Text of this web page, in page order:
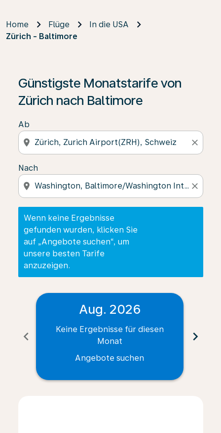
Home Flüge
In die USA
Zürich - Baltimore
Günstigste Monatstarife von
Zürich nach Baltimore
Ab
location_on close
Nach
location_on close
Wenn keine Ergebnisse
gefunden wurden, klicken Sie
auf „Angebote suchen“, um
unsere besten Tarife
anzuzeigen.
Wenn keine Ergebnisse gefunden wurden, klicken
chevron_left
Aug. 2026
Keine Ergebnisse für diesen
Monat
Angebote suchen
chevron_right